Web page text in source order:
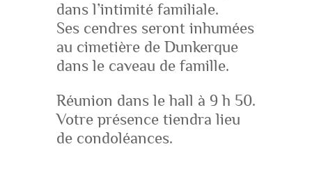
dans l’intimité familiale.
Ses cendres seront inhumées
au cimetière de Dunkerque
dans le caveau de famille.
Réunion dans le hall à 9 h 50.
Votre présence tiendra lieu
de condoléances.